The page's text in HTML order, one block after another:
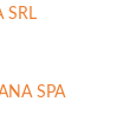
SRL
SPA